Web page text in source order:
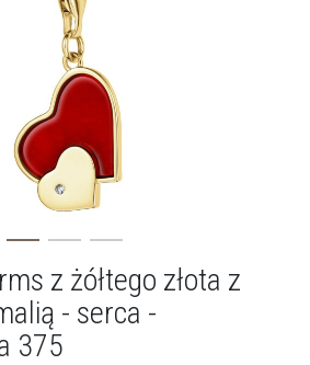
z żółtego złota z
- serca -
375